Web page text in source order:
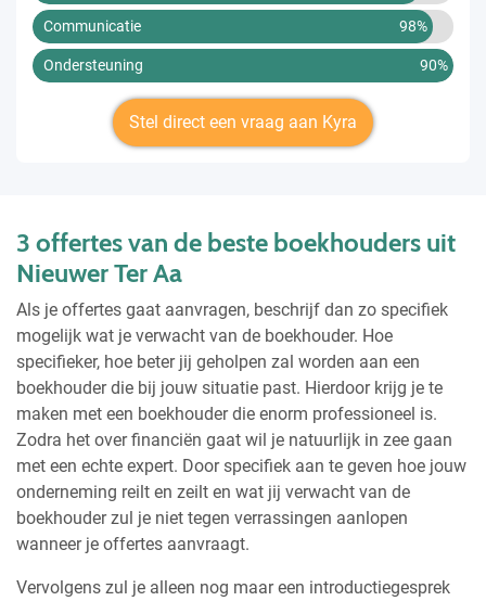
Communicatie 98%
Ondersteuning 90%
Stel direct een vraag aan Kyra
3 offertes van de beste boekhouders uit
Nieuwer Ter Aa
Als je offertes gaat aanvragen, beschrijf dan zo specifiek
mogelijk wat je verwacht van de boekhouder. Hoe
specifieker, hoe beter jij geholpen zal worden aan een
boekhouder die bij jouw situatie past. Hierdoor krijg je te
maken met een boekhouder die enorm professioneel is.
Zodra het over financiën gaat wil je natuurlijk in zee gaan
met een echte expert. Door specifiek aan te geven hoe jouw
onderneming reilt en zeilt en wat jij verwacht van de
boekhouder zul je niet tegen verrassingen aanlopen
wanneer je offertes aanvraagt.
Vervolgens zul je alleen nog maar een introductiegesprek